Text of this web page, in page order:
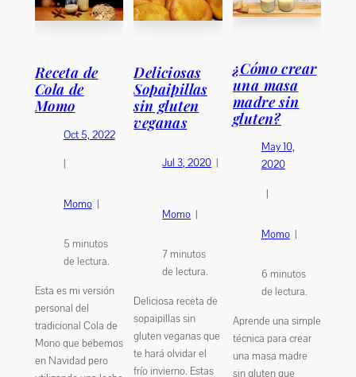
Receta de
Cola de
Momo
Oct 5, 2022
|
Momo |
5 minutos
de lectura.
Esta es mi versión
personal del
tradicional Cola de
Mono que bebemos
en Navidad pero
Deliciosas
Sopaipillas
sin gluten
veganas
Jul 3, 2020 |
Momo |
7minutos
de lectura.
Deliciosa receta de
sopaipillas sin
gluten veganas que
te hará olvidar el
frío invierno. Estas
¿Cómo crear
una masa
madre sin
gluten?
May 10,
2020
|
Momo |
6 minutos
de lectura.
Aprende una simple
técnica para crear
una masa madre
sin gluten que